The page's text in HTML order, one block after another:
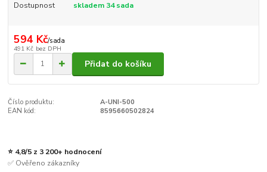
Dostupnost skladem 34 sada
594 Kč/sada
491 Kč bez DPH
Přidat do košíku
Číslo produktu:
A-UNI-500
EAN kód:
8595660502824
⭐ 4,8/5 z 3 200+ hodnocení
✅ Ověřeno zákazníky